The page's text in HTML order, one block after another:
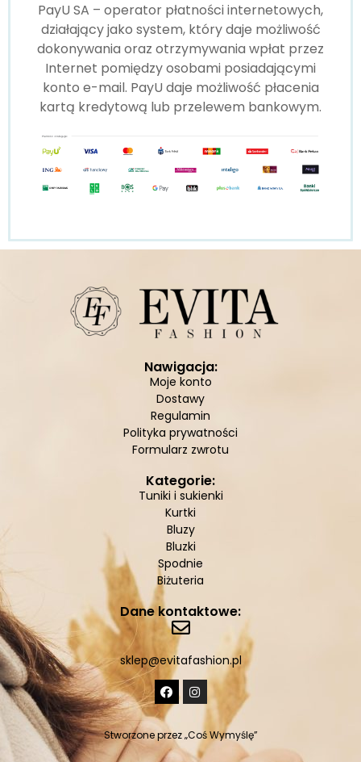
PayU SA – operator płatności internetowych,
działający jako system, który daje możliwość
dokonywania oraz otrzymywania wpłat przez
Internet pomiędzy osobami posiadającymi
konto e-mail. PayU daje możliwość płacenia
kartą kredytową lub przelewem bankowym.
Nawigacja:
Moje konto
Dostawy
Regulamin
Polityka prywatności
Formularz zwrotu
Kategorie:
Tuniki i sukienki
Kurtki
Bluzy
Bluzki
Spodnie
Biżuteria
Dane kontaktowe:
sklep@evitafashion.pl
Stworzone przez„Coś Wymyślę”